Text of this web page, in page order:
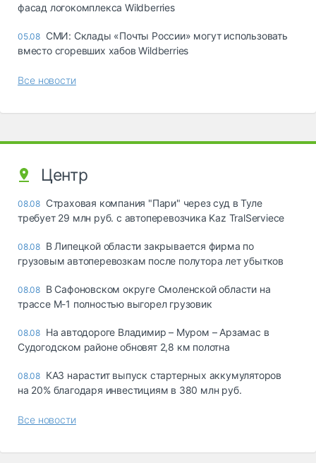
фасад логокомплекса Wildberries
05.08 СМИ: Склады «Почты России» могут использовать
вместо сгоревших хабов Wildberries
Все новости
Центр
08.08 Страховая компания "Пари" через суд в Туле
требует 29 млн руб. с автоперевозчика Kaz TralServiece
08.08 В Липецкой области закрывается фирма по
грузовым автоперевозкам после полутора лет убытков
08.08 В Сафоновском округе Смоленской области на
трассе М-1 полностью выгорел грузовик
08.08 На автодороге Владимир – Муром – Арзамас в
Судогодском районе обновят 2,8 км полотна
08.08 КАЗ нарастит выпуск стартерных аккумуляторов
на 20% благодаря инвестициям в 380 млн руб.
Все новости